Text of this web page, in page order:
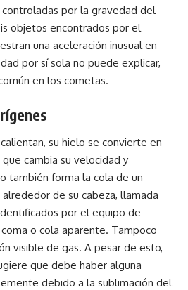
por la gravedad del
objetos encontrados por el
una aceleración inusual en
por sí sola no puede explicar,
en los cometas.
su hielo se convierte en
cambia su velocidad y
también forma la cola de un
de su cabeza, llamada
por el equipo de
o cola aparente. Tampoco
visible de gas. A pesar de esto,
que debe haber alguna
debido a la sublimación del